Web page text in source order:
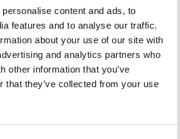
content and ads, to
features and to analyse our traffic.
about your use of our site with
and analytics partners who
other information that you’ve
that they’ve collected from your use
que combine comodidad y estilo.
o vaporosas añaden un
para bodas primaverales o al
noche: sofisticación y brillo